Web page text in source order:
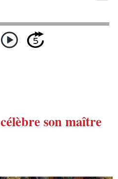
célèbreson maître